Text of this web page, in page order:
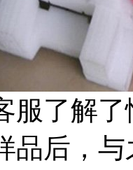
了解了
品后，